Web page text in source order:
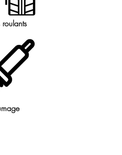
roulants